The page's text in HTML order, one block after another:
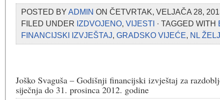
POSTED BY ADMIN ON ČETVRTAK, VELJAČA 28,
FILED UNDER IZDVOJENO, VIJESTI · TAGGED WITH
FINANCIJSKI IZVJEŠTAJ, GRADSKO VIJEĆE, NL
Joško Svaguša – Godišnji financijski izvještaj za
siječnja do 31. prosinca 2012. godine